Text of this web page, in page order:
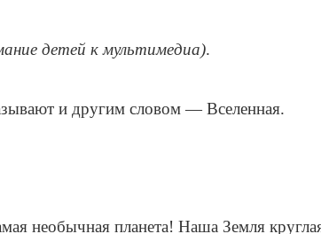
детей к мультимедиа).
и другим словом — Вселенная.
необычная планета! Наша Земля